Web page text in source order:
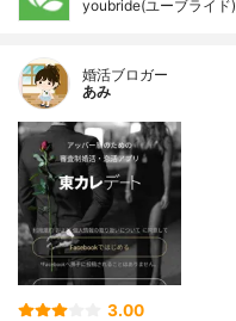
youbride(ユーブライド)
婚活ブロガー
あみ
3.00